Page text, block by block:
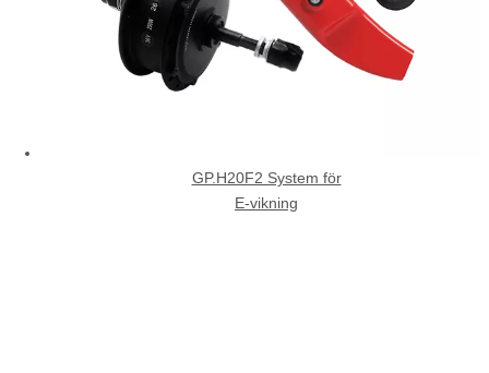
GP.H20F2 System för
E-vikning